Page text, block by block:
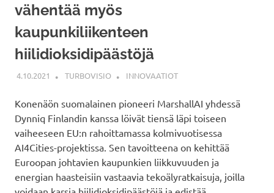
vähentää myös
kaupunkiliikenteen
hiilidioksidipäästöjä
4.10.2021 TURBOVISIO INNOVAATIOT
Konenäön suomalainen pioneeri MarshallAI yhdessä
Dynniq Finlandin kanssa löivät tiensä läpi toiseen
vaiheeseen EU:n rahoittamassa kolmivuotisessa
AI4Cities-projektissa. Sen tavoitteena on kehittää
Euroopan johtavien kaupunkien liikkuvuuden ja
energian haasteisiin vastaavia tekoälyratkaisuja, joilla